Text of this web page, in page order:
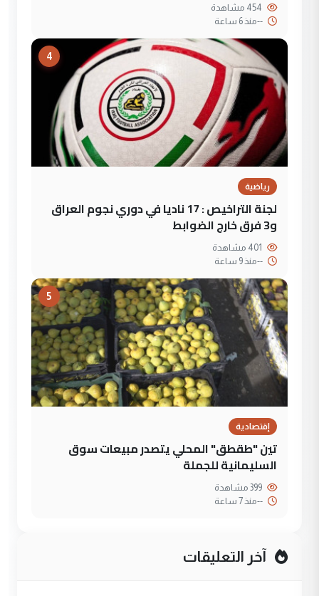
--منذ 6 ساعة
4
رياضية
لجنة التراخيص : 17 ناديا في دوري نجوم العراق
و3 فرق خارج الضوابط
--منذ 9 ساعة
5
إقتصادية
تين "طقطق" المحلي يتصدر مبيعات سوق
السليمانية للجملة
--منذ 7 ساعة
آخر التعليقات